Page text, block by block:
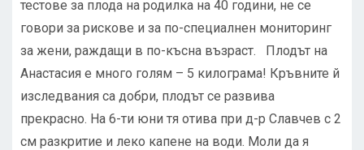
тестове за плода на родилка на 40 години, не се
говори за рискове и за по-специалнен мониторинг
за жени, раждащи в по-късна възраст. Плодът на
Анастасия е много голям – 5 килограма! Кръвните й
изследвания са добри, плодът се развива
прекрасно. На 6-ти юни тя отива при д-р Славчев с 2
см разкритие и леко капене на води. Моли да я